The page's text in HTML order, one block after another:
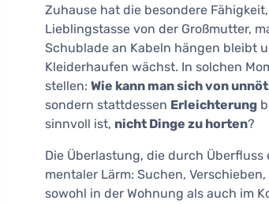
Zuhause hat die besondere
Lieblingstasse von der Großmutter,
Schublade an Kabeln hängen bleibt
Kleiderhaufen wächst. In solchen
stellen: Wie kann man sich von
sondern stattdessen Erleichterung
sinnvoll ist, nicht Dinge zu horten?
Die Überlastung, die durch
mentaler Lärm: Suchen,
sowohl in der Wohnung als auch im